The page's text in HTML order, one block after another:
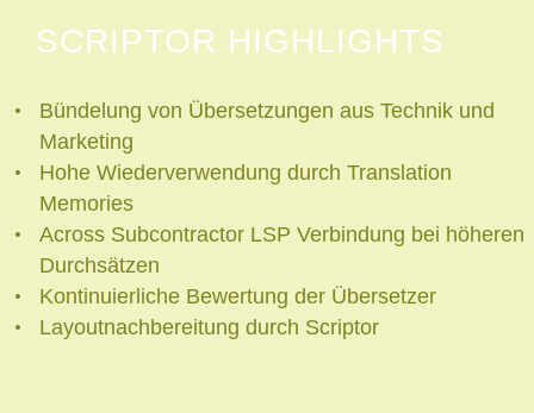
SCRIPTOR HIGHLIGHTS
Bündelung von Übersetzungen aus Technik und
Marketing
Hohe Wiederverwendung durch Translation
Memories
Across Subcontractor LSP Verbindung bei höheren
Durchsätzen
Kontinuierliche Bewertung der Übersetzer
Layoutnachbereitung durch Scriptor